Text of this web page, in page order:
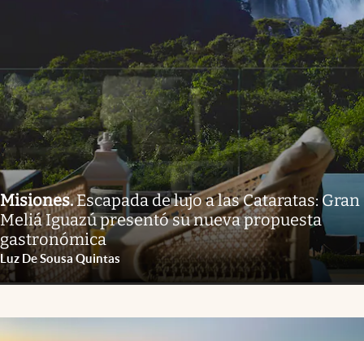
Misiones.Escapada de lujo a las Cataratas: Gran
Meliá Iguazú presentó su nueva propuesta
gastronómica
Luz De Sousa Quintas